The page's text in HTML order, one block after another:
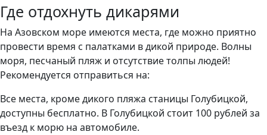
Где отдохнуть дикарями
На Азовском море имеются места, где можно приятно
провести время с палатками в дикой природе. Волны
моря, песчаный пляж и отсутствие толпы людей!
Рекомендуется отправиться на:
Все места, кроме дикого пляжа станицы Голубицкой,
доступны бесплатно. В Голубицкой стоит 100 рублей за
въезд к морю на автомобиле.